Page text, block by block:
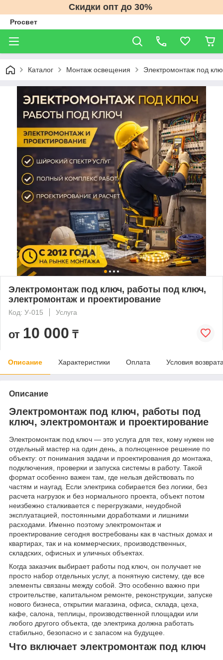
Скидки опт до 30%
Proсвет
Каталог Монтаж освещения Электромонтаж под
Электромонтаж под ключ, работы под ключ,
электромонтаж и проектирование
Код: У-015 Услуга
от 10 000 ₸
Описание Характеристики Оплата Условия
Описание
Электромонтаж под ключ, работы под
ключ, электромонтаж и проектирование
Электромонтаж под ключ — это услуга для тех, кому нужен не
отдельный мастер на один день, а полноценное решение по
объекту: от понимания задачи и проектирования до монтажа,
подключения, проверки и запуска системы в работу. Такой
формат особенно важен там, где нельзя действовать по
частям и наугад. Если электрика собирается без логики, без
расчета нагрузок и без нормального проекта, объект потом
неизбежно сталкивается с перегрузками, неудобной
эксплуатацией, постоянными доработками и лишними
расходами. Именно поэтому электромонтаж и
проектирование сегодня востребованы как в частных домах и
квартирах, так и на коммерческих, производственных,
складских, офисных и уличных объектах.
Когда заказчик выбирает работы под ключ, он получает не
просто набор отдельных услуг, а понятную систему, где все
элементы связаны между собой. Это особенно важно при
строительстве, капитальном ремонте, реконструкции, запуске
нового бизнеса, открытии магазина, офиса, склада, цеха,
кафе, салона, теплицы, производственной площадки или
любого другого объекта, где электрика должна работать
стабильно, безопасно и с запасом на будущее.
Что включает электромонтаж под ключ